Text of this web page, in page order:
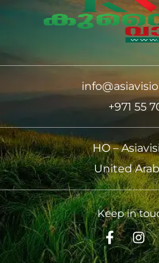
+971 55
HO –
United
Keep in